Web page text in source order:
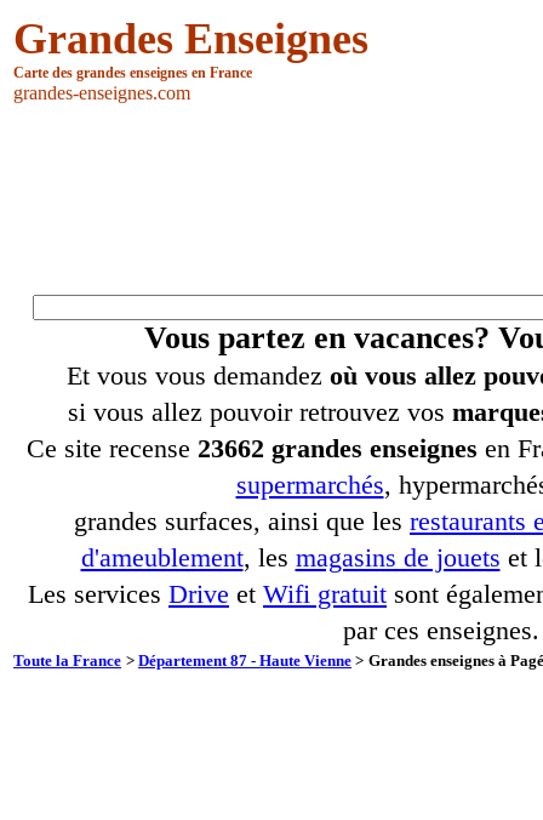
Grandes Enseignes
Carte des grandes enseignes en France
grandes-enseignes.com
Vous partez en vacances?
Et vous vous demandez où vous allez
si vous allez pouvoir retrouvez vos
Ce site recense 23662 grandes enseignes en
supermarchés,
grandes surfaces, ainsi que les restaurants
d'ameublement, les magasins de jouets et
Les services Drive et Wifi gratuit sont
par ces enseignes.
Toute la France > Département 87 - Haute Vienne > Grandes enseignes à